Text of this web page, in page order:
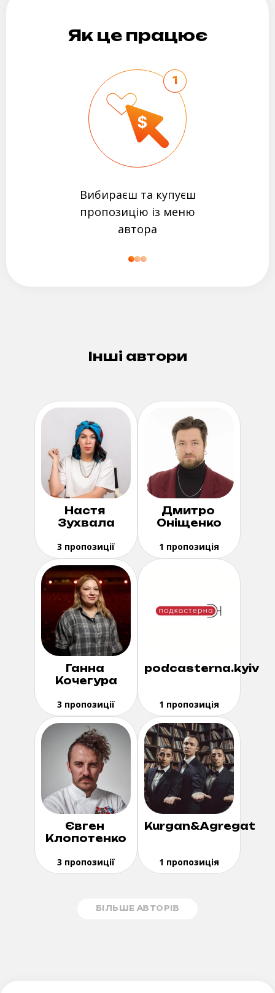
Як це працює
1
Вибираєш та купуєш
пропозицію із меню
автора
Інші автори
Настя
Зухвала
3 пропозиції
Дмитро
Оніщенко
1 пропозиція
Ганна
Кочегура
3 пропозиції
podcasterna.kyiv
1 пропозиція
Євген
Клопотенко
3 пропозиції
Kurgan&Agregat
1 пропозиція
БІЛЬШЕ АВТОРІВ